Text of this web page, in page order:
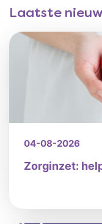
Laatste
04-08-2026
Zorginzet: